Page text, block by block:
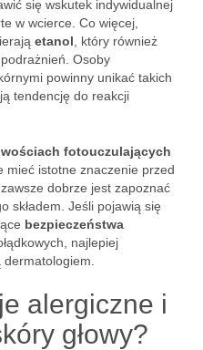
się wskutek indywidualnej
w wcierce. Co więcej,
etanol , który również
Osoby
powinny unikać takich
tendencję do reakcji
fotouczulających
mieć istotne znaczenie przed
dobrze jest zapoznać
składem. Jeśli pojawią się
bezpieczeństwa
najlepiej
alergiczne i
głowy?